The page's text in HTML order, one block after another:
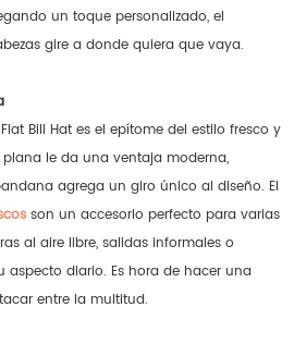
un toque personalizado, el
gire a donde quiera que vaya.
Bill Hat es el epítome del estilo fresco y
le da una ventaja moderna,
agrega un giro único al diseño. El
son un accesorio perfecto para varias
al aire libre, salidas informales o
aspecto diario. Es hora de hacer una
entre la multitud.